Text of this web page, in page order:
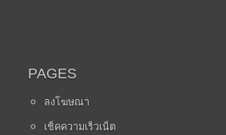
PAGES
ลงโฆษณา
เช็คความเร็วเน็ต